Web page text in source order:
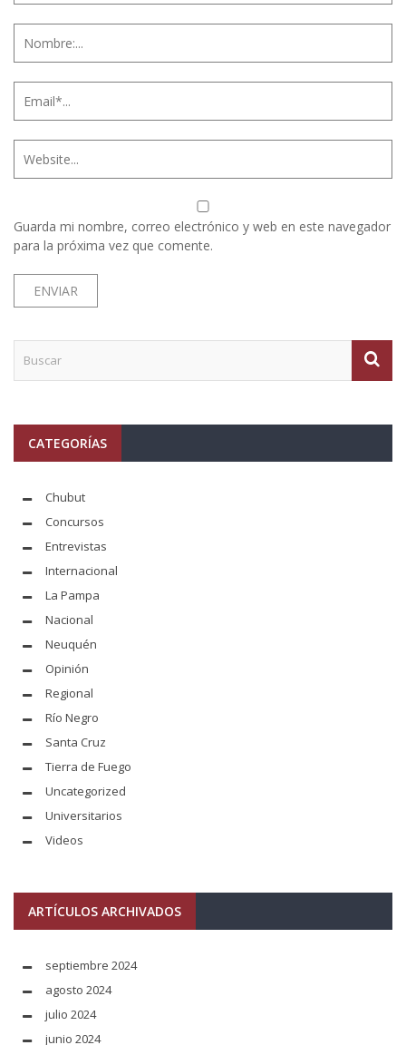
Guarda mi nombre, correo electrónico y web en este navegador
para la próxima vez que comente.
CATEGORÍAS
Chubut
Concursos
Entrevistas
Internacional
La Pampa
Nacional
Neuquén
Opinión
Regional
Río Negro
Santa Cruz
Tierra de Fuego
Uncategorized
Universitarios
Videos
ARTÍCULOS ARCHIVADOS
septiembre 2024
agosto 2024
julio 2024
junio 2024